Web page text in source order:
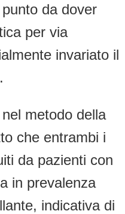
da dover
per via
invariato il
metodo della
che entrambi i
da pazienti con
in prevalenza
indicativa di